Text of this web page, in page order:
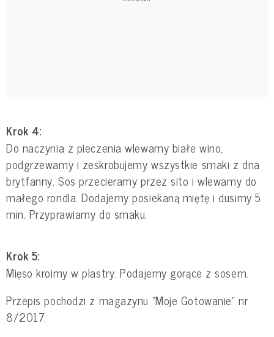
Krok 4:
Do naczynia z pieczenia wlewamy białe wino,
podgrzewamy i zeskrobujemy wszystkie smaki z dna
brytfanny. Sos przecieramy przez sito i wlewamy do
małego rondla. Dodajemy posiekaną miętę i dusimy 5
min. Przyprawiamy do smaku.
Krok 5:
Mięso kroimy w plastry. Podajemy gorące z sosem.
Przepis pochodzi z magazynu "Moje Gotowanie" nr
8/2017.